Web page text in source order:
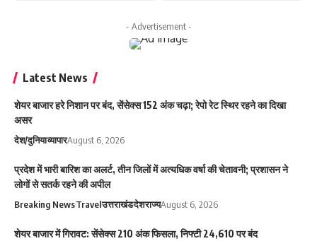
- Advertisement -
Latest News
शेयर बाजार हरे निशान पर बंद, सेंसेक्स 152 अंक चढ़ा; रेपो रेट स्थिर रहने का दिखा
असर
देश/दुनियाव्यापारAugust 6, 2026
प्रदेश में भारी बारिश का अलर्ट, तीन जिलों में अत्यधिक वर्षा की चेतावनी; प्रशासन ने
लोगों से सतर्क रहने की अपील
Breaking NewsTravelउत्तराखंडदेशराज्यAugust 6, 2026
शेयर बाजार में गिरावट: सेंसेक्स 210 अंक फिसला, निफ्टी 24,610 पर बंद